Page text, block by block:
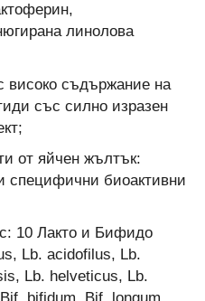
линолова
високо съдържание на
със силно изразен
от яйчен жълтък:
специфични биоактивни
10 Лакто и Бифидо
Lb. acidofilus, Lb.
Lb. helveticus, Lb.